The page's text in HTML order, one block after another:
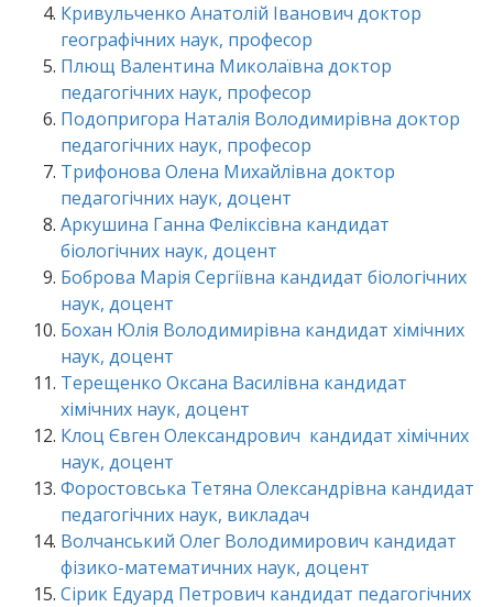
Кривульченко Анатолій Іванович доктор
географічних наук, професор
Плющ Валентина Миколаївна доктор
педагогічних наук, професор
Подопригора Наталія Володимирівна доктор
педагогічних наук, професор
Трифонова Олена Михайлівна доктор
педагогічних наук, доцент
Аркушина Ганна Феліксівна кандидат
біологічних наук, доцент
Боброва Марія Сергіївна кандидат біологічних
наук, доцент
Бохан Юлія Володимирівна кандидат хімічних
наук, доцент
Терещенко Оксана Василівна кандидат
хімічних наук, доцент
Клоц Євген Олександрович кандидат хімічних
наук, доцент
Форостовська Тетяна Олександрівна кандидат
педагогічних наук, викладач
Волчанський Олег Володимирович кандидат
фізико-математичних наук, доцент
Сірик Едуард Петрович кандидат педагогічних